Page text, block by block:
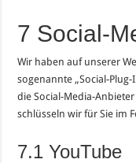
7 Social-
Wir haben auf unserer
sogenannte „Social-
die Social-Media-
schlüsseln wir für Sie im
7.1 YouTube